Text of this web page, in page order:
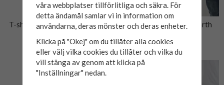
T-shirt BASIC North Latitude
249 kr
Cardigan w/hood blå North
699 kr
våra webbplatser tillförlitliga och säkra. För
detta ändamål samlar vi in information om
användarna, deras mönster och deras enheter.
Klicka på "Okej" om du tillåter alla cookies
eller välj vilka cookies du tillåter och vilka du
vill stänga av genom att klicka på
"Inställningar" nedan.